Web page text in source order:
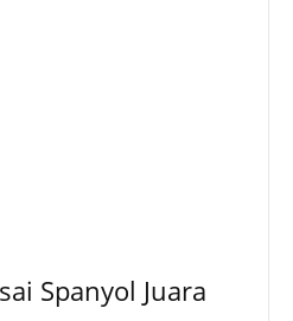
Spanyol Juara